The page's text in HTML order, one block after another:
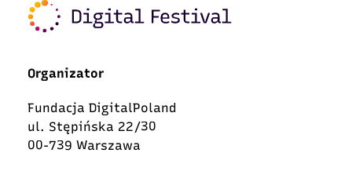
Organizator
Fundacja DigitalPoland
ul. Stępińska 22/30
00-739 Warszawa